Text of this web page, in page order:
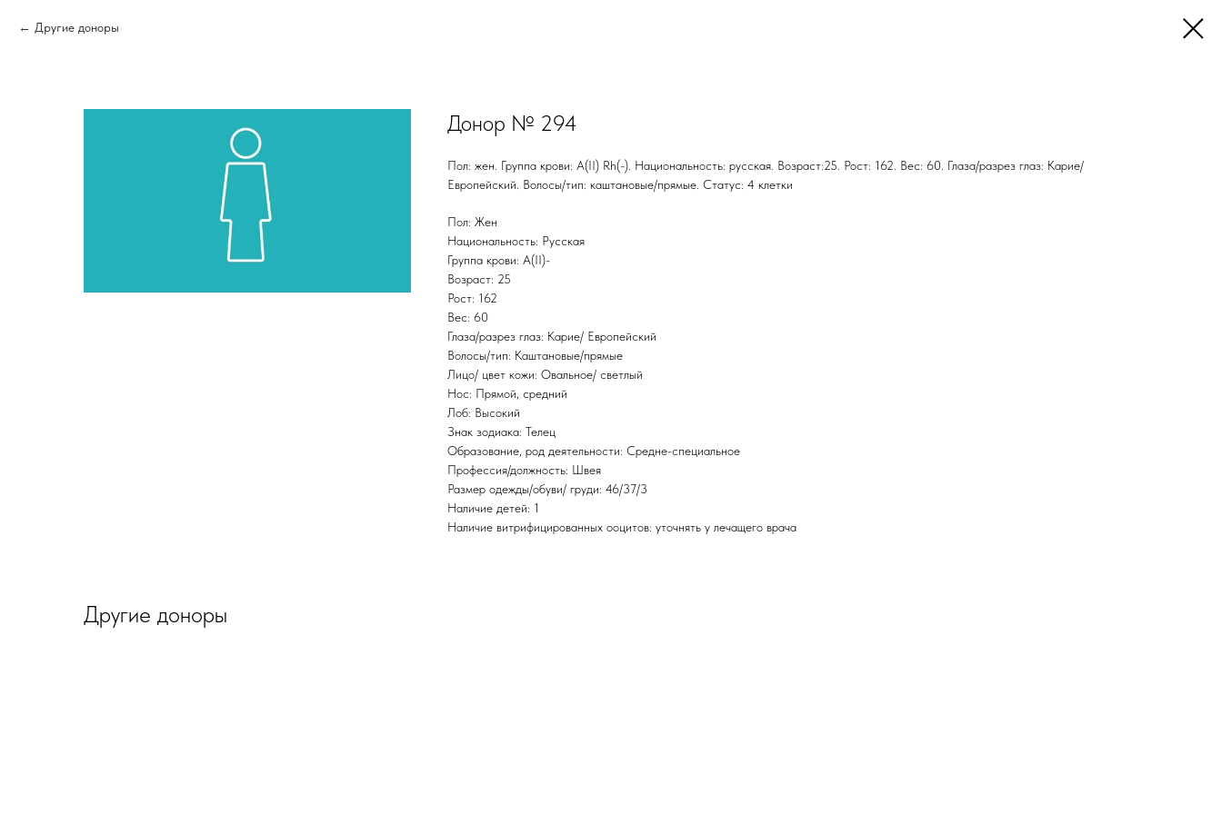
Другие доноры
Донор № 294
Пол: жен. Группа крови: А(II) Rh(-). Национальность: русская. Возраст:25. Рост: 162. Вес: 60. Глаза/разрез глаз: Карие/
Европейский. Волосы/тип: каштановые/прямые. Статус: 4 клетки
Пол: Жен
Национальность: Русская
Группа крови: A(II)-
Возраст: 25
Рост: 162
Вес: 60
Глаза/разрез глаз: Карие/ Европейский
Волосы/тип: Каштановые/прямые
Лицо/ цвет кожи: Овальное/ светлый
Нос: Прямой, средний
Лоб: Высокий
Знак зодиака: Телец
Образование, род деятельности: Средне-специальное
Профессия/должность: Швея
Размер одежды/обуви/ груди: 46/37/3
Наличие детей: 1
Наличие витрифицированных ооцитов: уточнять у лечащего врача
Другие доноры